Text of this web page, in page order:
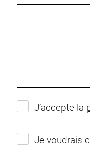
J’accepte la
Je voudrais